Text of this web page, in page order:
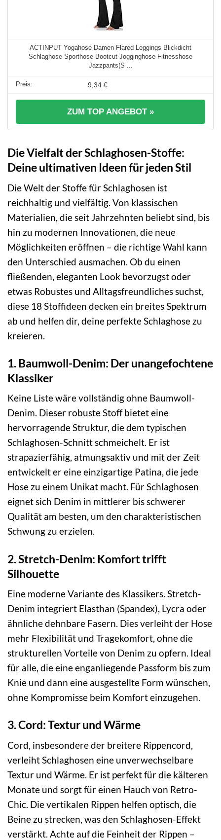
ACTINPUT Yogahose Damen Flared Leggings Blickdicht
Schlaghose Sporthose Bootcut Jogginghose Fitnesshose
Jazzpants(S ...
9,34 €
ZUM TOP ANGEBOT »
Die Vielfalt der Schlaghosen-Stoffe:
Deine ultimativen Ideen für jeden Stil
Die Welt der Stoffe für Schlaghosen ist
reichhaltig und vielfältig. Von klassischen
Materialien, die seit Jahrzehnten beliebt sind, bis
hin zu modernen Innovationen, die neue
Möglichkeiten eröffnen – die richtige Wahl kann
den Unterschied ausmachen. Ob du einen
fließenden, eleganten Look bevorzugst oder
etwas Robustes und Alltagsfreundliches suchst,
diese 18 Stoffideen decken ein breites Spektrum
ab und helfen dir, deine perfekte Schlaghose zu
kreieren.
1. Baumwoll-Denim: Der unangefochtene
Klassiker
Keine Liste wäre vollständig ohne Baumwoll-
Denim. Dieser robuste Stoff bietet eine
hervorragende Struktur, die dem typischen
Schlaghosen-Schnitt schmeichelt. Er ist
strapazierfähig, atmungsaktiv und mit der Zeit
entwickelt er eine einzigartige Patina, die jede
Hose zu einem Unikat macht. Für Schlaghosen
eignet sich Denim in mittlerer bis schwerer
Qualität am besten, um den charakteristischen
Schwung zu erzielen.
2. Stretch-Denim: Komfort trifft
Silhouette
Eine moderne Variante des Klassikers. Stretch-
Denim integriert Elasthan (Spandex), Lycra oder
ähnliche dehnbare Fasern. Dies verleiht der Hose
mehr Flexibilität und Tragekomfort, ohne die
strukturellen Vorteile von Denim zu opfern. Ideal
für alle, die eine enganliegende Passform bis zum
Knie und dann eine ausgestellte Form wünschen,
ohne Kompromisse beim Komfort einzugehen.
3. Cord: Textur und Wärme
Cord, insbesondere der breitere Rippencord,
verleiht Schlaghosen eine unverwechselbare
Textur und Wärme. Er ist perfekt für die kälteren
Monate und sorgt für einen Hauch von Retro-
Chic. Die vertikalen Rippen helfen optisch, die
Beine zu strecken, was den Schlaghosen-Effekt
verstärkt. Achte auf die Feinheit der Rippen –